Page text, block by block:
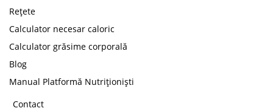
Rețete
Calculator necesar caloric
Calculator grăsime corporală
Blog
Manual Platformă Nutriționiști
Contact